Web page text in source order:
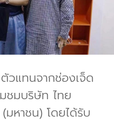
วแทนจากช่องเจ็ด
มชมบริษัท ไทย
มหาชน) โดยได้รับ